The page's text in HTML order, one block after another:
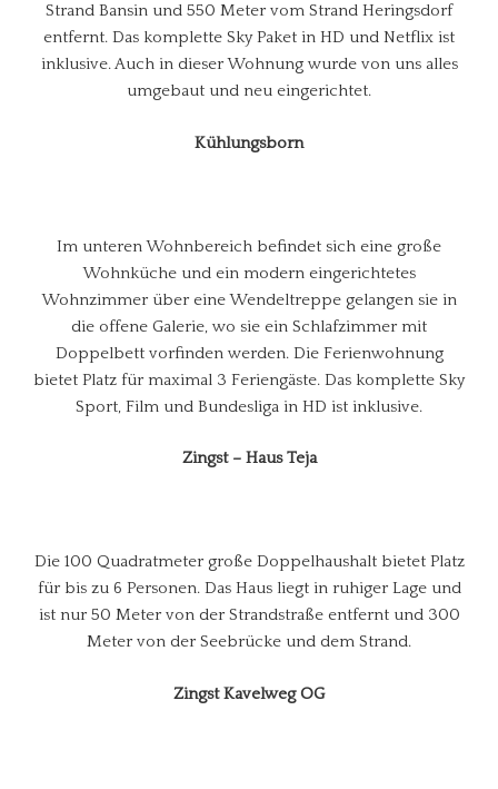
Strand Bansin und 550 Meter vom Strand Heringsdorf
entfernt. Das komplette Sky Paket in HD und Netflix ist
inklusive. Auch in dieser Wohnung wurde von uns alles
umgebaut und neu eingerichtet.
Kühlungsborn
Im unteren Wohnbereich befindet sich eine große
Wohnküche und ein modern eingerichtetes
Wohnzimmer über eine Wendeltreppe gelangen sie in
die offene Galerie, wo sie ein Schlafzimmer mit
Doppelbett vorfinden werden. Die Ferienwohnung
bietet Platz für maximal 3 Feriengäste. Das komplette Sky
Sport, Film und Bundesliga in HD ist inklusive.
Zingst – Haus Teja
Die 100 Quadratmeter große Doppelhaushalt bietet Platz
für bis zu 6 Personen. Das Haus liegt in ruhiger Lage und
ist nur 50 Meter von der Strandstraße entfernt und 300
Meter von der Seebrücke und dem Strand.
Zingst Kavelweg OG